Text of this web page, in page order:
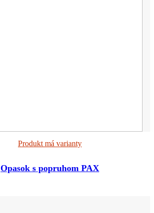
Produkt má varianty
Opasok s popruhom PAX